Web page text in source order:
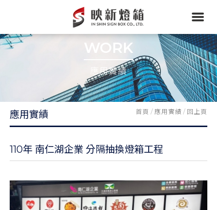
WORK
應用實績
首頁 /應用實績 / 回上頁
應用實績
110年 南仁湖企業 分隔抽換燈箱工程